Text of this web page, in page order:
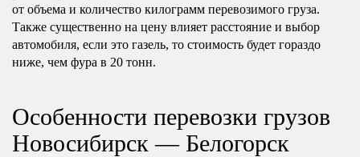
от объема и количество килограмм перевозимого груза.
Также существенно на цену влияет расстояние и выбор
автомобиля, если это газель, то стоимость будет гораздо
ниже, чем фура в 20 тонн.
Особенности перевозки грузов
Новосибирск — Белогорск